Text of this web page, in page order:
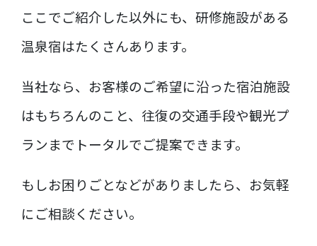
ここでご紹介した以外にも、研修施設がある
温泉宿はたくさんあります。
当社なら、お客様のご希望に沿った宿泊施設
はもちろんのこと、往復の交通手段や観光プ
ランまでトータルでご提案できます。
もしお困りごとなどがありましたら、お気軽
にご相談ください。